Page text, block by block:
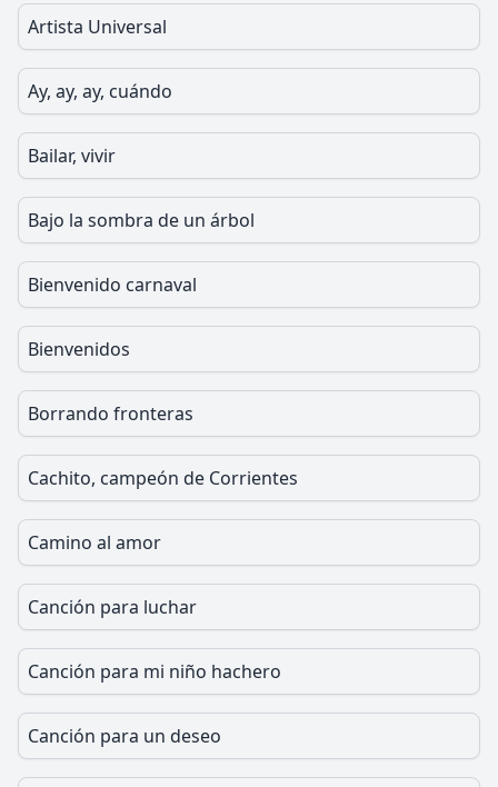
Artista Universal
Ay, ay, ay, cuándo
Bailar, vivir
Bajo la sombra de un árbol
Bienvenido carnaval
Bienvenidos
Borrando fronteras
Cachito, campeón de Corrientes
Camino al amor
Canción para luchar
Canción para mi niño hachero
Canción para un deseo